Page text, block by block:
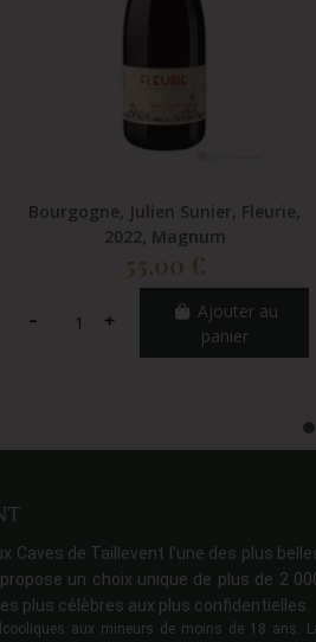
Bourgogne, Julien Sunier, Fleurie,
2022, Magnum
55,00 €
Ajouter au
panier
Caves de Taillevent l’une des plus
un choix unique de plus de 2
plus célèbres aux plus confidentielles.
aux mineurs de moins de 18 ans.